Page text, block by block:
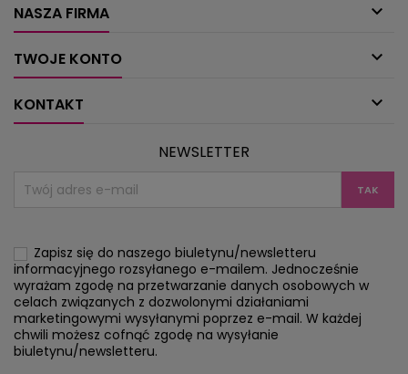
NASZA FIRMA 
TWOJE KONTO 
KONTAKT 
NEWSLETTER
Zapisz się do naszego biuletynu/newsletteru
informacyjnego rozsyłanego e-mailem. Jednocześnie
wyrażam zgodę na przetwarzanie danych osobowych w
celach związanych z dozwolonymi działaniami
marketingowymi wysyłanymi poprzez e-mail. W każdej
chwili możesz cofnąć zgodę na wysyłanie
biuletynu/newsletteru.